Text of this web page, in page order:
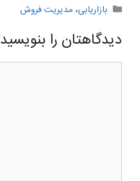
دسته‌ها
بازاریابی، مدیریت فروش
دیدگاهتان را بنویسید
دیدگاه